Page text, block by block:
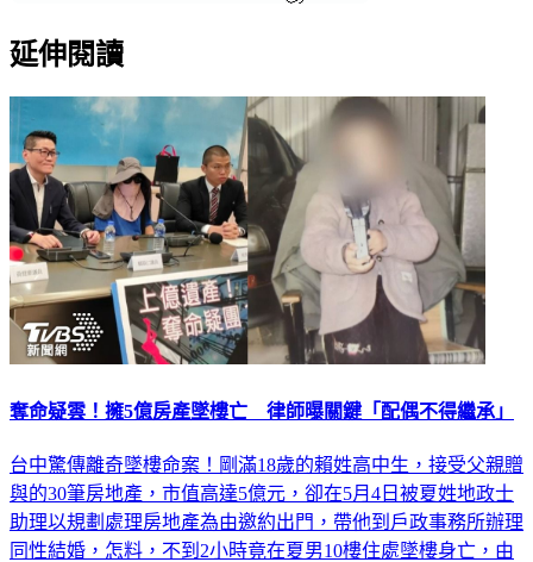
延伸閱讀
奪命疑雲！擁5億房產墜樓亡 律師曝關鍵「配偶不得繼承」
台中驚傳離奇墜樓命案！剛滿18歲的賴姓高中生，接受父親贈
與的30筆房地產，市值高達5億元，卻在5月4日被夏姓地政士
助理以規劃處理房地產為由邀約出門，帶他到戶政事務所辦理
同性結婚，怎料，不到2小時竟在夏男10樓住處墜樓身亡，由